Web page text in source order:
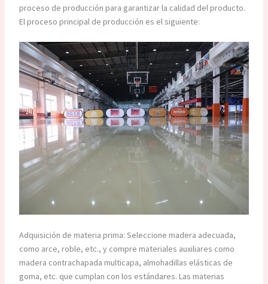
proceso de producción para garantizar la calidad del producto.
El proceso principal de producción es el siguiente:
Adquisición de materia prima: Seleccione madera adecuada,
como arce, roble, etc., y compre materiales auxiliares como
madera contrachapada multicapa, almohadillas elásticas de
goma, etc. que cumplan con los estándares. Las materias